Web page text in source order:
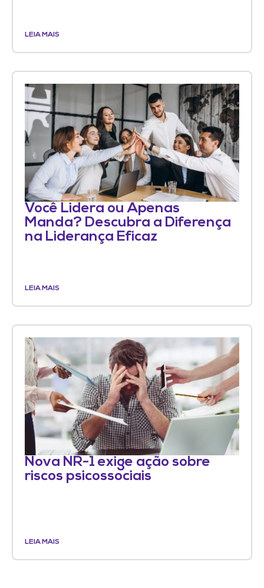
LEIA MAIS
Você Lidera ou Apenas
Manda? Descubra a Diferença
na Liderança Eficaz
LEIA MAIS
Nova NR-1 exige ação sobre
riscos psicossociais
LEIA MAIS